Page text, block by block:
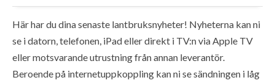
Här har du dina senaste lantbruksnyheter! Nyheterna kan ni
se i datorn, telefonen, iPad eller direkt i TV:n via Apple TV
eller motsvarande utrustning från annan leverantör.
Beroende på internetuppkoppling kan ni se sändningen i låg